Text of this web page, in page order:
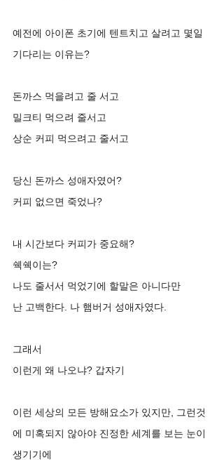
예전에 아이폰 초기에 텐트치고 살려고 몇일
기다리는 이유는?
돈까스 먹을려고 줄 서고
밀크티 먹으려 줄서고
상순 커피 먹으려고 줄서고
당신 돈까스 성애자였어?
커피 없으면 죽었나?
내 시간보다 커피가 중요해?
쉑쉑이는?
나도 줄서서 먹었기에 할말은 아니다만
난 고백한다. 나 햄버거 성애자였다.
그래서
이런게 왜 나오냐? 갑자기
이런 세상의 모든 방해요소가 있지만, 그런것
에 미혹되지 않아야 진정한 세계를 보는 눈이
생기기에